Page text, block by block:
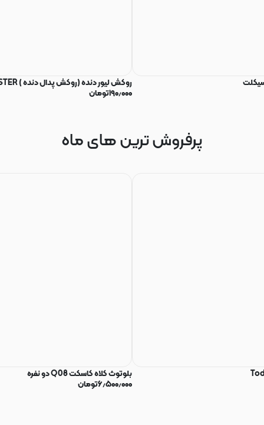
روکش لیور دنده (روکش پدال دنده ) MONSTER
۱۹۰٫۰۰۰تومان
پرفروش ترین های ماه
بلوتوث کلاه کاسکت Q08 دو نفره
۶٫۵۰۰٫۰۰۰تومان